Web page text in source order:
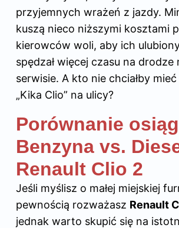
przyjemnych wrażeń z jazdy.
kuszą nieco niższymi kosztami
kierowców woli, aby ich
spędzał więcej czasu na drodze
serwisie. A kto nie chciałby
„Kika Clio” na ulicy?
Porównanie
Benzyna vs.
Renault Clio 2
Jeśli myślisz o małej miejskiej
pewnością rozważasz Renault
jednak warto skupić się na